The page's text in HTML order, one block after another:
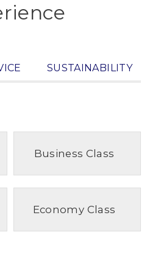
SUSTAINABILITY
Business Class
Economy Class